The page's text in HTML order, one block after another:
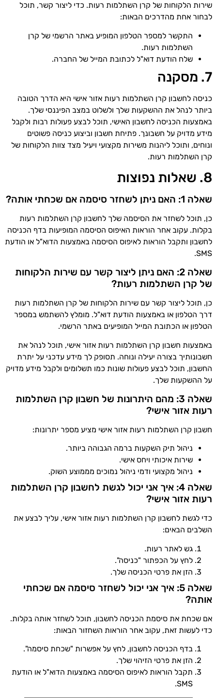
שירות הלקוחות של קרן השתלמות רעות. כדי ליצור קשר, תוכל
לבחור אחת מהדרכים הבאות:
התקשר למספר הטלפון המופיע באתר הרשמי של קרן
השתלמות רעות.
שלח הודעת דוא"ל לכתובת המייל של החברה.
7. מסקנה
כניסה לחשבון קרן השתלמות רעות אזור אישי היא הדרך הטובה
ביותר לנהל את ההשקעות שלך ולשלוט במצב הפיננסי שלך.
באמצעות הכניסה לחשבון האישי, תוכל לבצע פעולות רבות ולקבל
מידע מדויק על חשבונך. פתיחת חשבון וביצוע כניסה פשוטים
ונוחים, ותוכל ליהנות משירות מקצועי ויעיל מצד צוות הלקוחות של
קרן השתלמות רעות.
8. שאלות נפוצות
שאלה 1: האם ניתן לשחזר סיסמה אם שכחתי אותה?
כן, תוכל לשחזר את הסיסמה שלך לחשבון קרן השתלמות רעות
בקלות. עקוב אחר הוראות האיפוס הסיסמה המופיעות בדף הכניסה
לחשבון ותקבל הוראות לאיפוס הסיסמה באמצעות הדוא"ל או הודעת
SMS.
שאלה 2: האם ניתן ליצור קשר עם שירות הלקוחות
של קרן השתלמות רעות?
כן, תוכל ליצור קשר עם שירות הלקוחות של קרן השתלמות רעות
דרך הטלפון או באמצעות הודעת דוא"ל. מומלץ להשתמש במספר
הטלפון או הכתובת המייל המופיעים באתר הרשמי.
באמצעות חשבון קרן השתלמות רעות אזור אישי, תוכל לנהל את
חשבונותיך בצורה יעילה ונוחה. תסופק לך מידע עדכני על יתרת
החשבון, תוכל לבצע פעולות שונות כמו תשלומים ולקבל מידע מדויק
על ההשקעות שלך.
שאלה 3: מהם היתרונות של חשבון קרן השתלמות
רעות אזור אישי?
חשבון קרן השתלמות רעות אזור אישי מציע מספר יתרונות:
ניהול תיק השקעות ברמה הגבוהה ביותר.
שירות איכותי ויחס אישי.
ניהול מקצועי ודמי ניהול נמוכים מממוצע השוק.
שאלה 4: איך אני יכול לגשת לחשבון קרן השתלמות
רעות אזור אישי?
כדי לגשת לחשבון קרן השתלמות רעות אזור אישי, עליך לבצע את
השלבים הבאים:
גש לאתר רעות.
לחץ על הכפתור "כניסה".
הזן את פרטי הכניסה שלך.
שאלה 5: איך אני יכול לשחזר סיסמה אם שכחתי
אותה?
אם שכחת את סיסמת הכניסה לחשבון, תוכל לשחזר אותה בקלות.
כדי לעשות זאת, עקוב אחר הוראות השחזור הבאות:
בדף הכניסה לחשבון, לחץ על אפשרות "שכחת סיסמה".
הזן את פרטי הזיהוי שלך.
תקבל הוראות לאיפוס הסיסמה באמצעות הדוא"ל או הודעת
SMS.